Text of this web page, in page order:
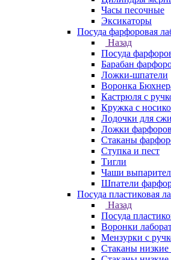
Часы песочные
Эксикаторы
Посуда фарфоровая
Назад
Посуда
Барабан
Ложки-шпатели
Воронка
Кастрюля с
Кружка с
Лодочки для
Ложки
Стаканы
Ступка и пест
Тигли
Чаши
Шпатели
Посуда пластиковая
Назад
Посуда
Воронки
Мензурки с
Стаканы